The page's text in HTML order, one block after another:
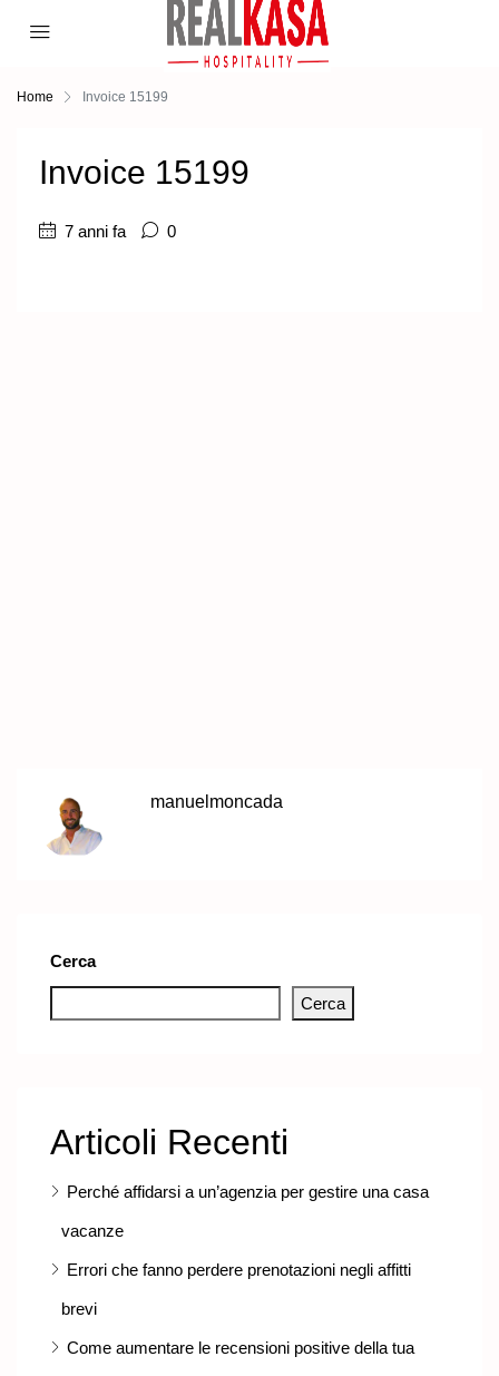
Home Invoice 15199
Invoice 15199
7 anni fa 0
manuelmoncada
Cerca
Cerca
Articoli Recenti
Perché affidarsi a un’agenzia per gestire una casa
vacanze
Errori che fanno perdere prenotazioni negli affitti
brevi
Come aumentare le recensioni positive della tua